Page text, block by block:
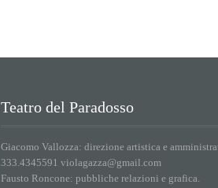
Teatro del Paradosso
Giacomo Vallozza: direzione artistica e
333.4345591 violagazza@gmail.com
Fausto Roncone: pubbliche relazioni e grafica.